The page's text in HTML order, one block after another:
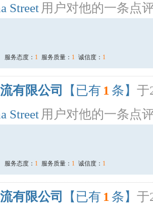
Street 用户对他的一条点
服务态度： 1 服务质量： 1 诚信度： 1
有限公司 【已有 1 条】 于
Street 用户对他的一条点
服务态度： 1 服务质量： 1 诚信度： 1
有限公司 【已有 1 条】 于